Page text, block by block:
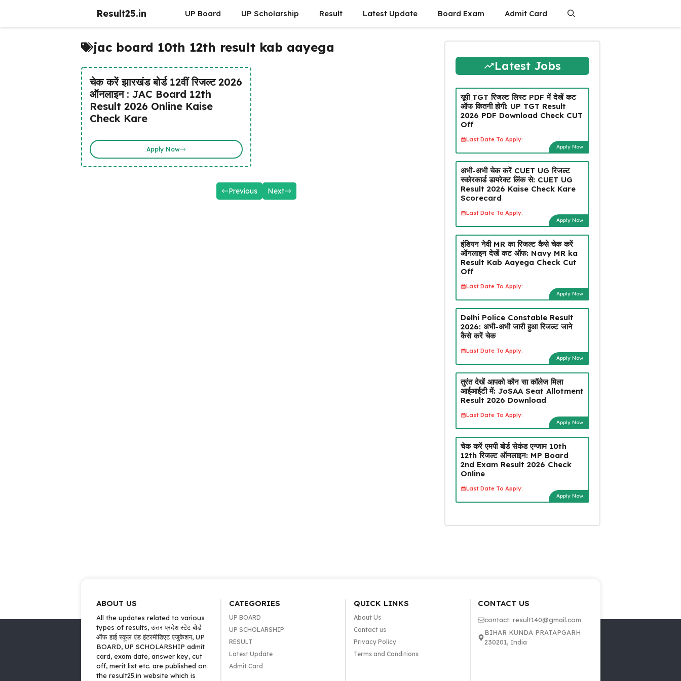
Result25.in UP Board UP Scholarship Result Latest Update Board Exam Admit Card
jac board 10th 12th result kab aayega
चेक करें झारखंड बोर्ड 12वीं रिजल्ट 2026
ऑनलाइन : JAC Board 12th
Result 2026 Online Kaise
Check Kare
Apply Now
Previous Next
Latest Jobs
यूपी TGT रिजल्ट लिस्ट PDF में देखें कट
ऑफ कितनी होगी: UP TGT Result
2026 PDF Download Check CUT
Off
Last Date To Apply:
Apply Now
अभी-अभी चेक करें CUET UG रिजल्ट
स्कोरकार्ड डायरेक्ट लिंक से: CUET UG
Result 2026 Kaise Check Kare
Scorecard
Last Date To Apply:
Apply Now
इंडियन नेवी MR का रिजल्ट कैसे चेक करें
ऑनलाइन देखें कट ऑफ: Navy MR ka
Result Kab Aayega Check Cut
Off
Last Date To Apply:
Apply Now
Delhi Police Constable Result
2026: अभी-अभी जारी हुआ रिजल्ट जाने
कैसे करें चेक
Last Date To Apply:
Apply Now
तुरंत देखें आपको कौन सा कॉलेज मिला
आईआईटी में: JoSAA Seat Allotment
Result 2026 Download
Last Date To Apply:
Apply Now
चेक करें एमपी बोर्ड सेकंड एग्जाम 10th
12th रिजल्ट ऑनलाइन: MP Board
2nd Exam Result 2026 Check
Online
Last Date To Apply:
Apply Now
ABOUT US
All the updates related to various
types of results, उत्तर प्रदेश स्टेट बोर्ड
ऑफ हाई स्कूल एंड इंटरमीडिएट एजुकेशन, UP
BOARD, UP SCHOLARSHIP admit
card, exam date, answer key, cut
off, merit list etc. are published on
the result25.in website which is
CATEGORIES
UP BOARD
UP SCHOLARSHIP
RESULT
Latest Update
Admit Card
QUICK LINKS
About Us
Contact us
Privacy Policy
Terms and Conditions
CONTACT US
contact: result140@gmail.com
BIHAR KUNDA PRATAPGARH
230201, India